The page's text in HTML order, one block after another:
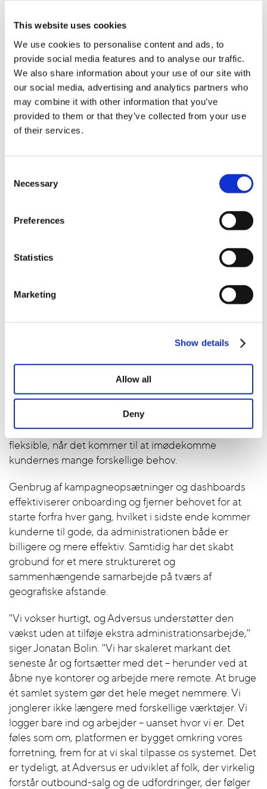
This website uses cookies
We use cookies to personalise content and ads, to
provide social media features and to analyse our traffic.
We also share information about your use of our site with
our social media, advertising and analytics partners who
may combine it with other information that you’ve
provided to them or that they’ve collected from your use
of their services.
Selection
Necessary
Preferences
Statistics
Marketing
Show details
Allow all
Deny
stærke realtidsanalyser. Det, der virkelig imponerede
os, var graden af tilpasning – og hvor nemt det var at
strukturere kampagner, så de matchede både
kundens behov og vores interne arbejdsgange.
Kampagneværktøjet er fleksibelt nok til at
understøtte hver enkelt kunde, men struktureret nok
til, at vores agenter ikke skal lære alt forfra ved hver
ny opsætning."
Med Adversus er hele outbound-processen – fra
platform.
"Alt, hvad vi har brug for, findes i én platform," siger
rapportering – endda fakturering. Den centralisering
har hjulpet os med at reducere friktion og skabe
giver agenterne al den nødvendige information uden
at skulle skifte vinduer, og realtidsdashboardene gør
det muligt for ledelsen at overvåge
Skalerbart set-up
Med nye kunder og kampagner, der løbende tilføjes,
er Eztablisher afhængig af både at kunne strømline
arbejdsprocesserne, men smatidig også kunne være
fleksible, når det kommer til at imødekomme
kundernes mange forskellige behov.
Genbrug af kampagneopsætninger og dashboards
effektiviserer onboarding og fjerner behovet for at
starte forfra hver gang, hvilket i sidste ende kommer
kunderne til gode, da administrationen både er
billigere og mere effektiv. Samtidig har det skabt
grobund for et mere struktureret og
sammenhængende samarbejde på tværs af
geografiske afstande.
"Vi vokser hurtigt, og Adversus understøtter den
vækst uden at tilføje ekstra administrationsarbejde,"
siger Jonatan Bolin. "Vi har skaleret markant det
seneste år og fortsætter med det – herunder ved at
åbne nye kontorer og arbejde mere remote. At bruge
ét samlet system gør det hele meget nemmere. Vi
jonglerer ikke længere med forskellige værktøjer. Vi
logger bare ind og arbejder – uanset hvor vi er. Det
føles som om, platformen er bygget omkring vores
forretning, frem for at vi skal tilpasse os systemet. Det
er tydeligt, at Adversus er udviklet af folk, der virkelig
forstår outbound-salg og de udfordringer, der følger